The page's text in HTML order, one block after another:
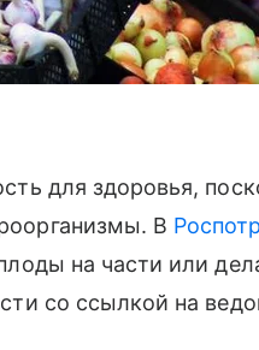
для здоровья,
В
на части или
со ссылкой на